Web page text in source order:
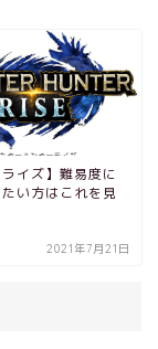
ライズ】難易度に
い方はこれを見
2021年7月21日